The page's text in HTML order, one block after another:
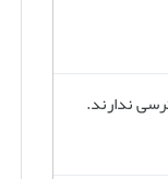
ندارند.